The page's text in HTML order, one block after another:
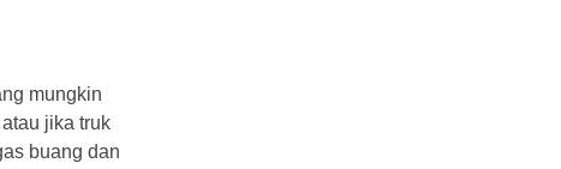
mungkin
jika truk
buang dan